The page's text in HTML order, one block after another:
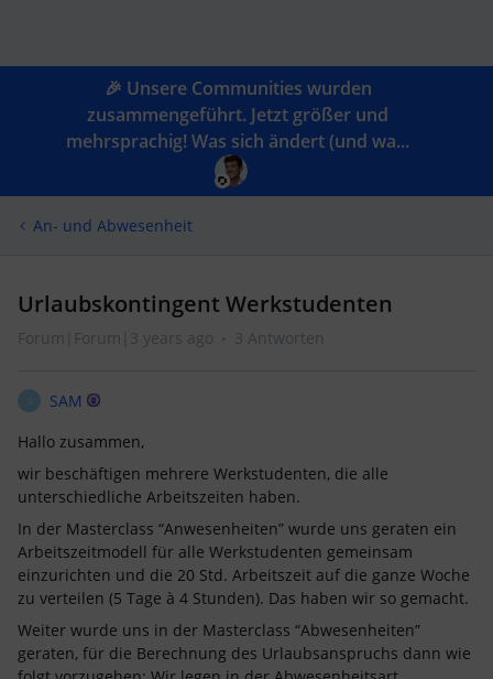
🎉 Unsere Communities wurden
zusammengeführt. Jetzt größer und
mehrsprachig! Was sich ändert (und wa...
An- und Abwesenheit
Urlaubskontingent Werkstudenten
Forum|Forum|3 years ago 3 Antworten
SAM
Hallo zusammen,
wir beschäftigen mehrere Werkstudenten, die alle
unterschiedliche Arbeitszeiten haben.
In der Masterclass “Anwesenheiten” wurde uns geraten ein
Arbeitszeitmodell für alle Werkstudenten gemeinsam
einzurichten und die 20 Std. Arbeitszeit auf die ganze Woche
zu verteilen (5 Tage à 4 Stunden). Das haben wir so gemacht.
Weiter wurde uns in der Masterclass “Abwesenheiten”
geraten, für die Berechnung des Urlaubsanspruchs dann wie